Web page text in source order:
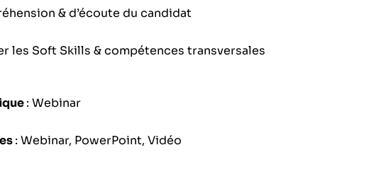
& d’écoute du candidat
les Soft Skills & compétences transversales
: Webinar
: Webinar, PowerPoint, Vidéo